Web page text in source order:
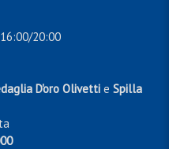
20:00
D'oro Olivetti e Spilla